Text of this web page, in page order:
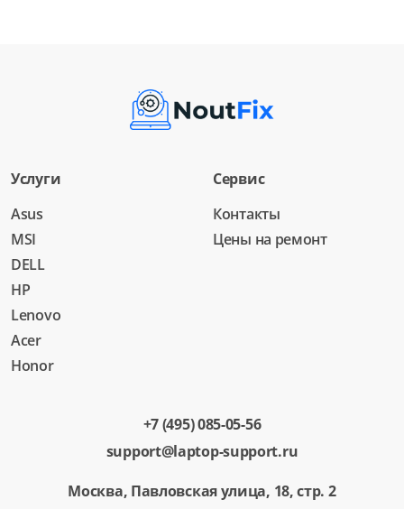
Услуги
Asus
MSI
DELL
HP
Lenovo
Acer
Honor
Сервис
Контакты
Цены на ремонт
+7 (495) 085-05-56
support@laptop-support.ru
Москва, Павловская улица, 18, стр. 2